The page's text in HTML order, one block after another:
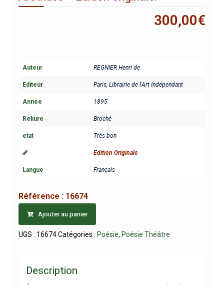
300,00€
Auteur REGNIER Henri de
Editeur Paris, Librairie de l'Art Indépendant
Année 1895
Reliure Broché
etat Très bon
Edition Originale
Langue Français
Référence : 16674
Ajouter au panier
UGS : 16674 Catégories : Poésie, Poésie Théâtre
Description